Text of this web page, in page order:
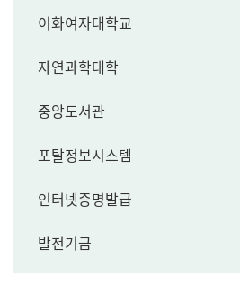
이화여자대학교
자연과학대학
중앙도서관
포탈정보시스템
인터넷증명발급
발전기금